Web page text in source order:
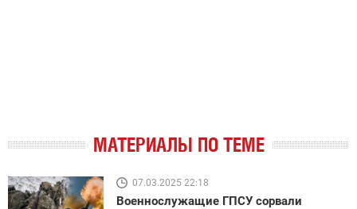
МАТЕРИАЛЫ ПО ТЕМЕ
07.03.2025 22:18
Военнослужащие ГПСУ сорвали